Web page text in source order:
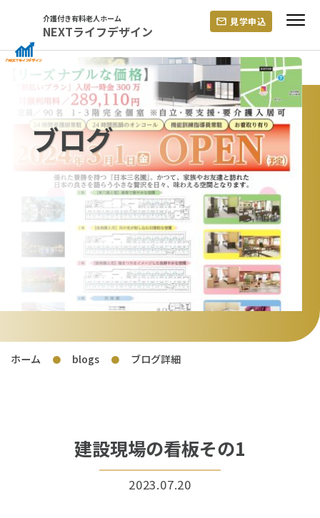
content
介護付き有料老人ホーム
NEXTライフデザイン
見学申込
ブログ
ホーム ● blogs ● ブログ詳細
建設現場の看板その1
2023.07.20